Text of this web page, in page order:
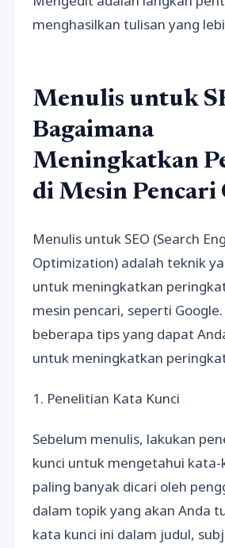
menghasilkan tulisan yang
Menulis untuk
Bagaimana
Meningkatkan
di Mesin Pencari
Menulis untuk SEO (Search
Optimization) adalah teknik
untuk meningkatkan
mesin pencari, seperti
beberapa tips yang dapat
untuk meningkatkan
1. Penelitian Kata Kunci
Sebelum menulis, lakukan
kunci untuk mengetahui
paling banyak dicari oleh
dalam topik yang akan Anda
kata kunci ini dalam judul,